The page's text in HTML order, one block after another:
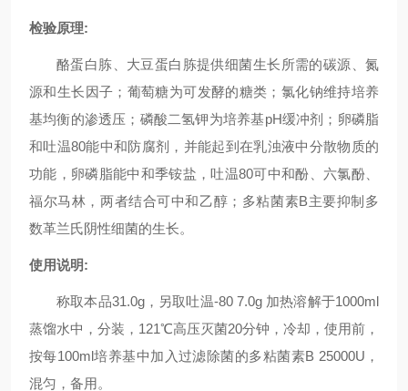
检验原理:
酪蛋白胨、大豆蛋白胨提供细菌生长所需的碳源、氮
源和生长因子；葡萄糖为可发酵的糖类；氯化钠维持培养
基均衡的渗透压；磷酸二氢钾为培养基pH缓冲剂；卵磷脂
和吐温80能中和防腐剂，并能起到在乳浊液中分散物质的
功能，卵磷脂能中和季铵盐，吐温80可中和酚、六氯酚、
福尔马林，两者结合可中和乙醇；多粘菌素B主要抑制多
数革兰氏阴性细菌的生长。
使用说明:
称取本品31.0g，另取吐温-80 7.0g 加热溶解于1000ml
蒸馏水中，分装，121℃高压灭菌20分钟，冷却，使用前，
按每100ml培养基中加入过滤除菌的多粘菌素B 25000U，
混匀，备用。